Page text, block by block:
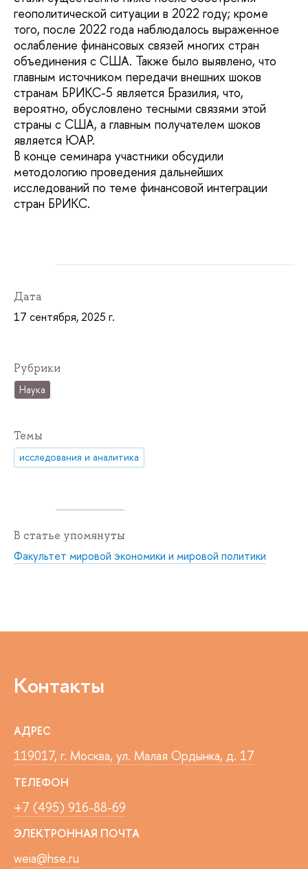
геополитической ситуации в 2022 году; кроме
того, после 2022 года наблюдалось выраженное
ослабление финансовых связей многих стран
объединения с США. Также было выявлено, что
главным источником передачи внешних шоков
странам БРИКС-5 является Бразилия, что,
вероятно, обусловлено тесными связями этой
страны с США, а главным получателем шоков
является ЮАР.
В конце семинара участники обсудили
методологию проведения дальнейших
исследований по теме финансовой интеграции
стран БРИКС.
Дата
17 сентября, 2025 г.
Рубрики
Наука
Темы
исследования и аналитика
В статье упомянуты
Факультет мировой экономики и мировой политики
Контакты
АДРЕС
119017, г. Москва, ул. Малая Ордынка, д. 17
ТЕЛЕФОН
+7 (495) 916-88-69
ЭЛЕКТРОННАЯ ПОЧТА
weia@hse.ru